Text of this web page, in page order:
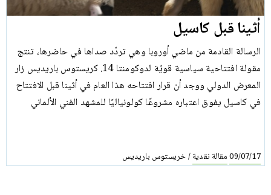
أثينا قبل كاسيل
الرسالة القادمة من ماضي أوروبا وهي تردّد صداها في حاضرها، تنتج
مقولة افتتاحية سياسية قويّة لدوكومنتا 14. كريستوس باريديس زار
المعرض الدولي ووجد أن قرار افتتاحه هذا العام في أثينا قبل الافتتاح
في كاسيل يفوق اعتباره مشروعًا كولونياليًا للمشهد الفني الألماني
09/07/17مقالة نقدية/خريستوس باريديس